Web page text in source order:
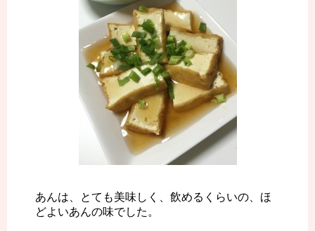
あんは、とても美味しく、飲めるくらいの、ほ
どよいあんの味でした。